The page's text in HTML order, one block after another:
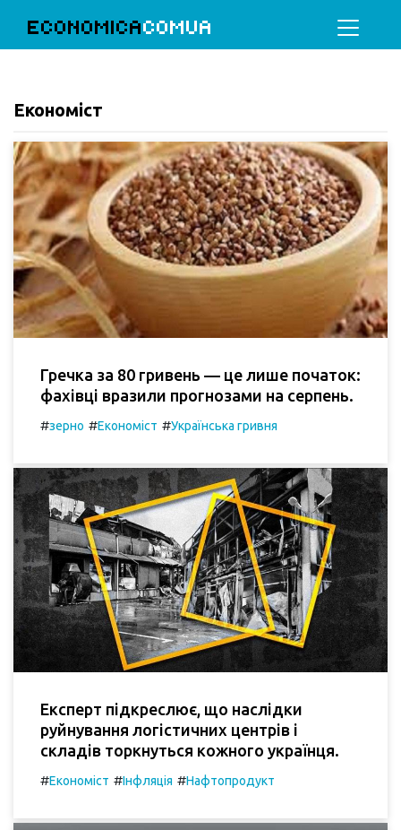
ECONOMICACOMUA
Економіст
Гречка за 80 гривень — це лише початок:
фахівці вразили прогнозами на серпень.
#зерно #Економіст #Українська гривня
Експерт підкреслює, що наслідки
руйнування логістичних центрів і
складів торкнуться кожного українця.
#Економіст #Інфляція #Нафтопродукт